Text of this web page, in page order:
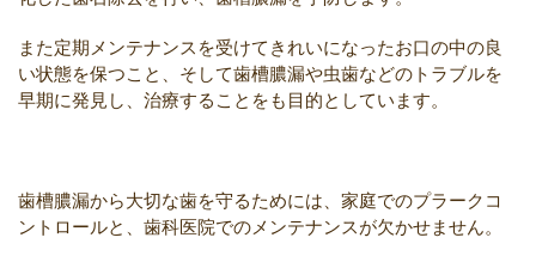
また定期メンテナンスを受けてきれいになったお口の中の良
い状態を保つこと、そして歯槽膿漏や虫歯などのトラブルを
早期に発見し、治療することをも目的としています。
歯槽膿漏から大切な歯を守るためには、家庭でのプラークコ
ントロールと、歯科医院でのメンテナンスが欠かせません。